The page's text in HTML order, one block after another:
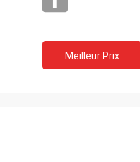
Meilleur Prix